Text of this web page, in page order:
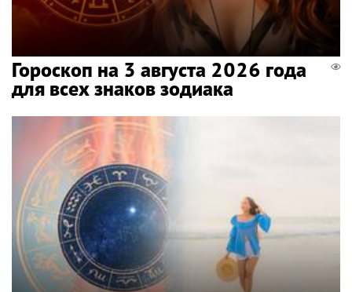
Гороскоп на 3 августа 2026 года
для всех знаков зодиака